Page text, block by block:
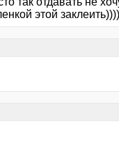
этой заклеить))))